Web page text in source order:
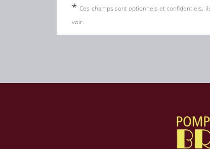
*Ces champs sont optionnels et confidentiels,
voir.